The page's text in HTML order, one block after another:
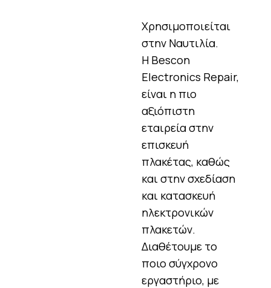
Χρησιμοποιείται
στην Ναυτιλία.
Η Bescon
Electronics Repair,
είναι η πιο
αξιόπιστη
εταιρεία στην
επισκευή
πλακέτας, καθώς
και στην σχεδίαση
και κατασκευή
ηλεκτρονικών
πλακετών.
Διαθέτουμε το
ποιο σύγχρονο
εργαστήριο, με